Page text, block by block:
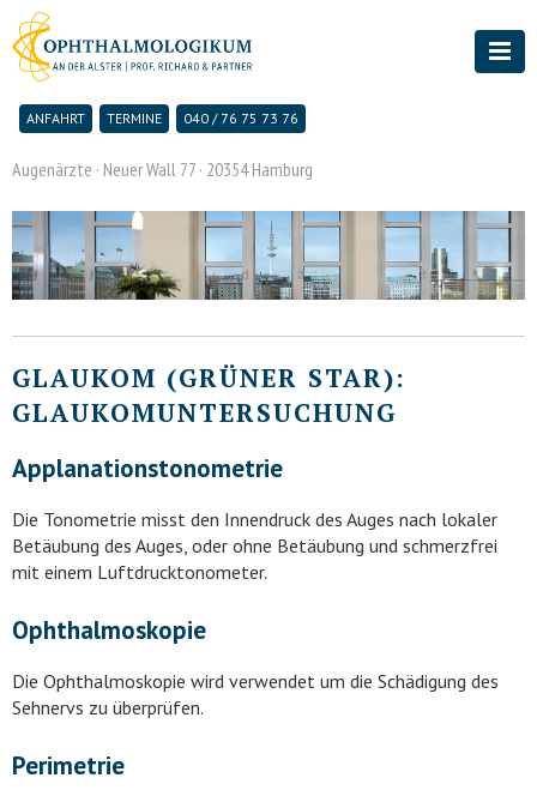
ANFAHRT TERMINE 040 / 76 75 73 76
Augenärzte · Neuer Wall 77 · 20354 Hamburg
GLAUKOM (GRÜNER STAR):
GLAUKOMUNTERSUCHUNG
Applanationstonometrie
Die Tonometrie misst den Innendruck des Auges nach lokaler
Betäubung des Auges, oder ohne Betäubung und schmerzfrei
mit einem Luftdrucktonometer.
Ophthalmoskopie
Die Ophthalmoskopie wird verwendet um die Schädigung des
Sehnervs zu überprüfen.
Perimetrie